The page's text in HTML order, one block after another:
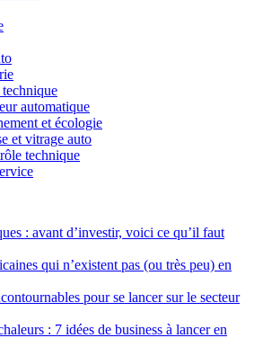
automatique
et écologie
et vitrage auto
technique
: avant d’investir, voici ce qu’il faut
qui n’existent pas (ou très peu) en
pour se lancer sur le secteur
: 7 idées de business à lancer en